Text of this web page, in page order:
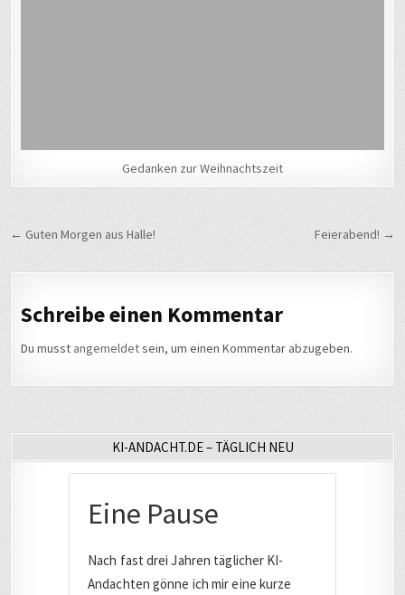
Gedanken zur Weihnachtszeit
Beitragsnavigation Feierabend! →
← Guten Morgen aus Halle!
Schreibe einen Kommentar
Du musst angemeldetsein, um einen Kommentar abzugeben.
KI-ANDACHT.DE – TÄGLICH NEU